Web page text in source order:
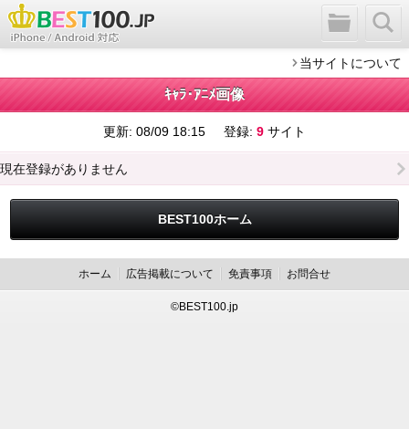
当サイトについて
ｷｬﾗ･ｱﾆﾒ画像
更新: 08/09 18:15 登録: 9 サイト
現在登録がありません
BEST100ホーム
ホーム 広告掲載について 免責事項 お問合せ
©BEST100.jp